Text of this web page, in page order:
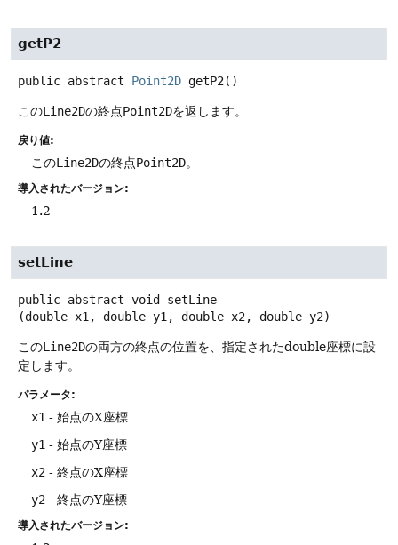
getP2
public abstract Point2D getP2 ()
このLine2Dの終点Point2Dを返します。
戻り値:
このLine2Dの終点Point2D。
導入されたバージョン:
1.2
setLine
public abstract void
setLine
(double x1, double y1, double x2, double y2)
このLine2Dの両方の終点の位置を、指定されたdouble座標に設
定します。
パラメータ:
x1 - 始点のX座標
y1 - 始点のY座標
x2 - 終点のX座標
y2 - 終点のY座標
導入されたバージョン: